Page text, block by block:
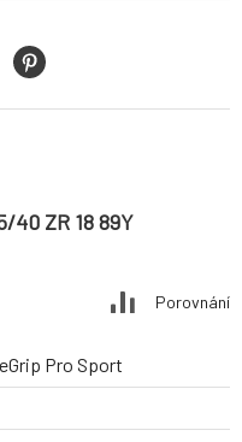
40 ZR 18 89Y
Porovnání
Pro Sport